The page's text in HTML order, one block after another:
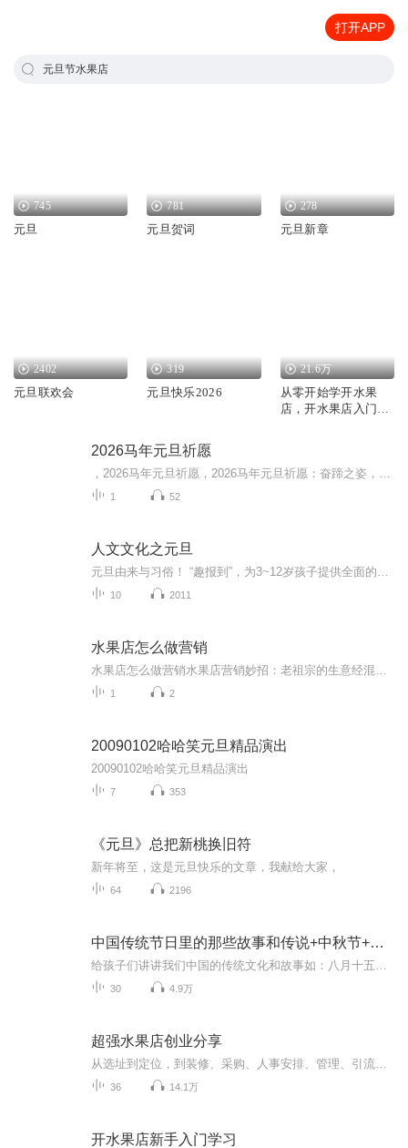
打开APP
元旦节水果店
745
元旦
781
元旦贺词
278
元旦新章
2402
元旦联欢会
319
元旦快乐2026
21.6万
从零开始学开水果
店，开水果店入门学
2026马年元旦祈愿
1 52
人文文化之元旦
10 2011
水果店怎么做营销
1 2
20090102哈哈笑元旦精品演出
20090102哈哈笑元旦精品演出
7 353
《元旦》总把新桃换旧符
新年将至，这是元旦快乐的文章，我献给大家，
64 2196
中国传统节日里的那些故事和传说+中秋节+元旦春节等
30 4.9万
超强水果店创业分享
36 14.1万
开水果店新手入门学习